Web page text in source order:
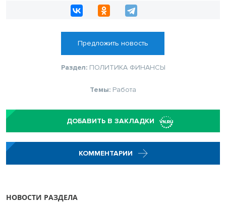
Предложить новость
Раздел: ПОЛИТИКА ФИНАНСЫ
Темы: Работа
ДОБАВИТЬ В ЗАКЛАДКИ
КОММЕНТАРИИ
НОВОСТИ РАЗДЕЛА